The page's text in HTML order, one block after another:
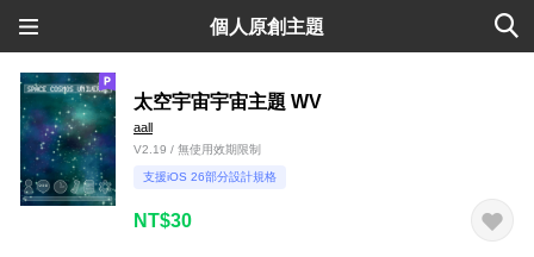
個人原創主題
太空宇宙宇宙主題 WV
aall
V2.19 / 無使用效期限制
支援iOS 26部分設計規格
NT$30